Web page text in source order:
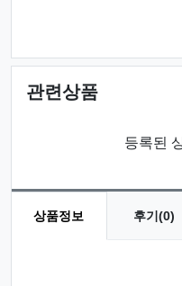
관련상품
등록된
상품정보 후기(0)